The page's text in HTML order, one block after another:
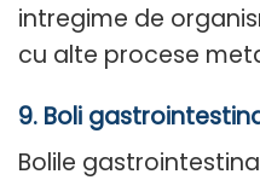
intregime de
cu alte procese
9. Boli
Bolile